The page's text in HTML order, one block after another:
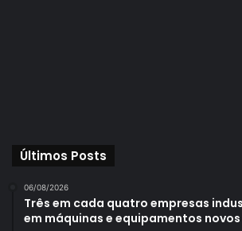
_____________________
Sidnei Canhedo é mestre em Saúde
Últimos Posts
06/08/2026
Três em cada quatro empresas
em máquinas e equipamentos novos